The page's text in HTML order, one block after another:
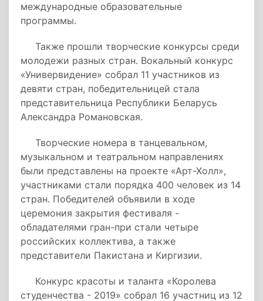
международные образовательные
программы.
Также прошли творческие конкурсы среди
молодежи разных стран. Вокальный конкурс
«Универвидение» собрал 11 участников из
девяти стран, победительницей стала
представительница Республики Беларусь
Александра Романовская.
Творческие номера в танцевальном,
музыкальном и театральном направлениях
были представлены на проекте «Арт-Холл»,
участниками стали порядка 400 человек из 14
стран. Победителей объявили в ходе
церемония закрытия фестиваля -
обладателями гран-при стали четыре
российских коллектива, а также
представители Пакистана и Киргизии.
Конкурс красоты и таланта «Королева
студенчества - 2019» собрал 16 участниц из 12